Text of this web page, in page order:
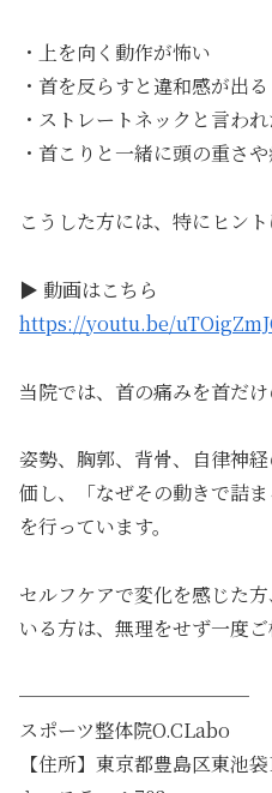
・上を向く動作が怖い
・首を反らすと違和感が出る
・ストレートネックと言わ
・首こりと一緒に頭の重さ
こうした方には、特にヒント
▶ 動画はこちら
https://youtu.be/
当院では、首の痛みを首だけ
姿勢、胸郭、背骨、自律神
価し、「なぜその動きで詰
を行っています。
セルフケアで変化を感じた
いる方は、無理をせず一度ご
────────────
スポーツ整体院O.CLabo
【住所】東京都豊島区東池